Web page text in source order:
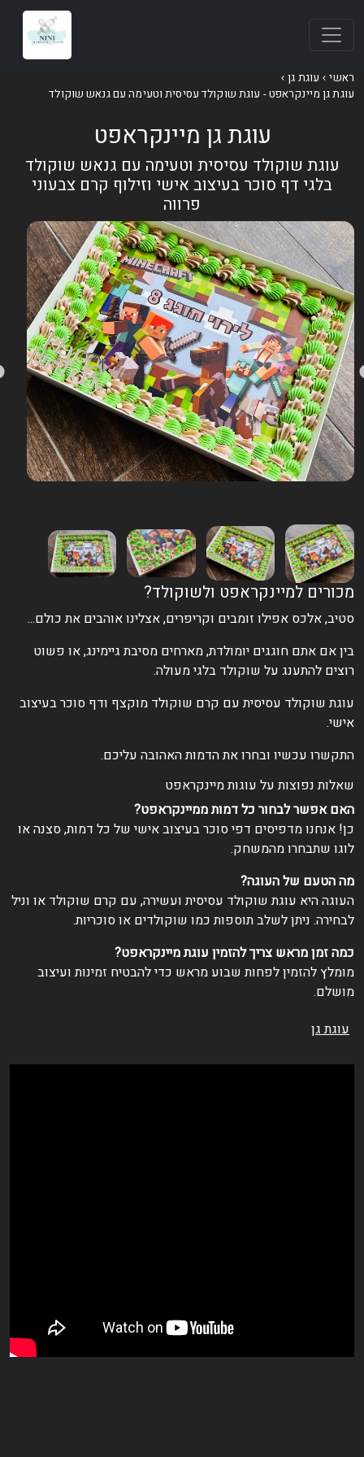
ראשי
עוגת גן
עוגת גן מיינקראפט - עוגת שוקולד עסיסית וטעימה עם גנאש שוקולד
עוגת גן מיינקראפט
עוגת שוקולד עסיסית וטעימה עם גנאש שוקולד
בלגי דף סוכר בעיצוב אישי וזילוף קרם צבעוני
פרווה
מכורים למיינקראפט ולשוקולד?
סטיב, אלכס אפילו זומבים וקריפרים, אצלינו אוהבים את כולם...
בין אם אתם חוגגים יומולדת, מארחים מסיבת גיימינג, או פשוט
רוצים להתענג על שוקולד בלגי מעולה.
עוגת שוקולד עסיסית עם קרם שוקולד מוקצף ודף סוכר בעיצוב
אישי.
התקשרו עכשיו ובחרו את הדמות האהובה עליכם.
שאלות נפוצות על עוגות מיינקראפט
האם אפשר לבחור כל דמות ממיינקראפט?
כן! אנחנו מדפיסים דפי סוכר בעיצוב אישי של כל דמות, סצנה או
לוגו שתבחרו מהמשחק.
מה הטעם של העוגה?
העוגה היא עוגת שוקולד עסיסית ועשירה, עם קרם שוקולד או וניל
לבחירה. ניתן לשלב תוספות כמו שוקולדים או סוכריות.
כמה זמן מראש צריך להזמין עוגת מיינקראפט?
מומלץ להזמין לפחות שבוע מראש כדי להבטיח זמינות ועיצוב
מושלם.
עוגת גן